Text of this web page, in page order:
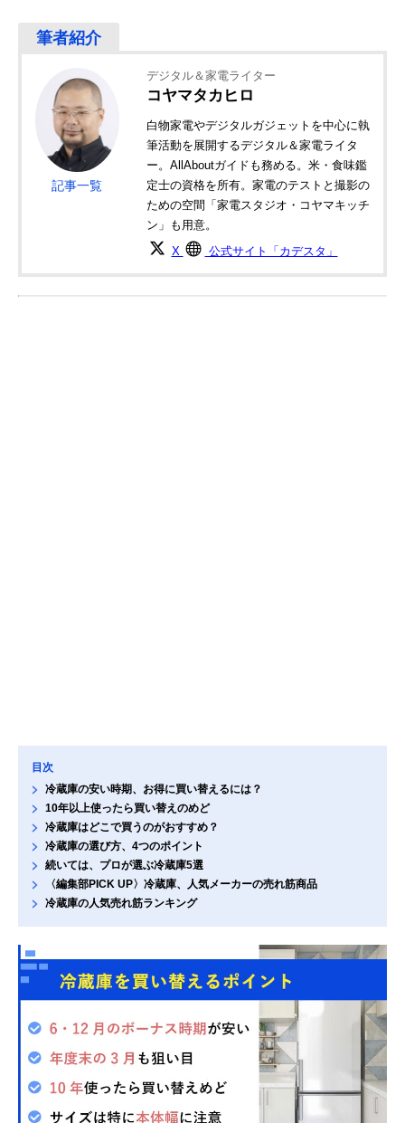
記事一覧
デジタル＆家電ライター
コヤマタカヒロ
白物家電やデジタルガジェットを中心に執
筆活動を展開するデジタル＆家電ライタ
ー。AllAboutガイドも務める。米・食味鑑
定士の資格を所有。家電のテストと撮影の
ための空間「家電スタジオ・コヤマキッチ
ン」も用意。
X 公式サイト「カデスタ」
目次
冷蔵庫の安い時期、お得に買い替えるには？
10年以上使ったら買い替えのめど
冷蔵庫はどこで買うのがおすすめ？
冷蔵庫の選び方、4つのポイント
続いては、プロが選ぶ冷蔵庫5選
〈編集部PICK UP〉冷蔵庫、人気メーカーの売れ筋商品
冷蔵庫の人気売れ筋ランキング